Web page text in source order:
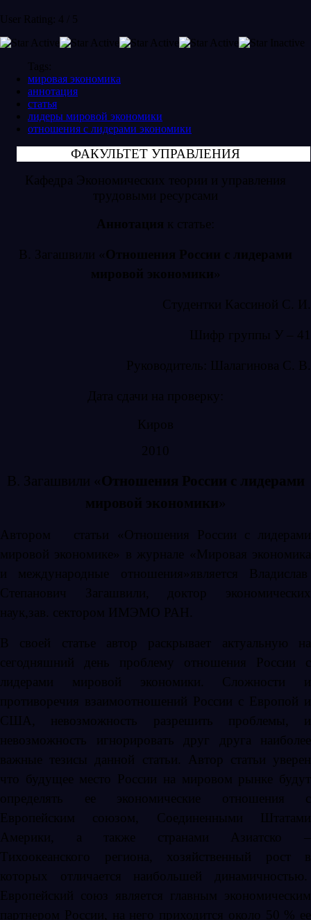
User Rating: 4 5
Tags:
мировая экономика
аннотация
статья
лидеры мировой экономики
отношения с лидерами экономики
ФАКУЛЬТЕТ УПРАВЛЕНИЯ
Кафедра Экономических теории и управления
трудовыми ресурсами
Аннотация к статье:
В. Загашвили «Отношения России с лидерами
мировой экономики»
Студентки Кассиной С. И.
Шифр группы У – 41
Руководитель: Шалагинова С. В.
Дата сдачи на проверку:
Киров
2010
В. Загашвили «Отношения России с лидерами
мировой экономики»
Автором статьи «Отношения России с лидерами
мировой экономике» в журнале «Мировая экономика
и международные отношения»является Владислав
Степанович Загашвили, доктор экономических
наук,зав. сектором ИМЭМО РАН.
В своей статье автор раскрывает актуальную на
сегодняшний день проблему
отношения России с
лидерами мировой экономики. Сложности и
противоречия взаимоотношений России с Европой и
США, невозможность разрешить проблемы, и
невозможность игнорировать друг друга наиболее
важные тезисы данной статьи. Автор статьи уверен
что будущее место России на мировом рынке будут
определять ее экономические отношения с
Европейским союзом, Соединенными Штатами
Америки, а также странами Азиатско –
Тихоокеанского региона, хозяйственный рост в
которых отличается наибольшей динамичностью.
Европейский союз является главным экономическим
партнером России, на него приходится около 50 % ее